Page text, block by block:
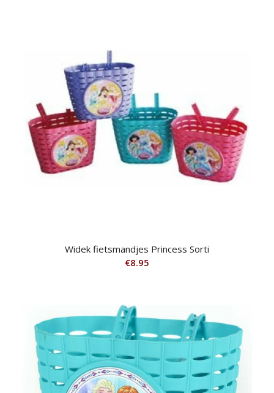
Widek fietsmandjes Princess Sorti
€8.95